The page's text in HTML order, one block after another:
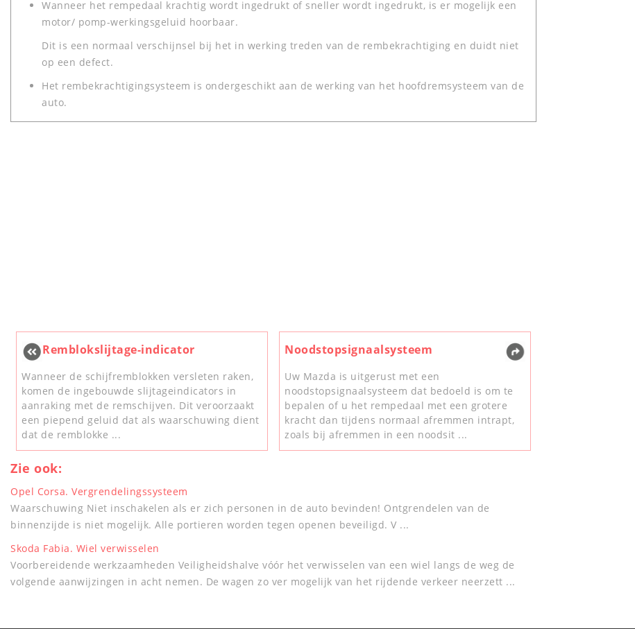
Wanneer het rempedaal krachtig wordt ingedrukt of sneller wordt ingedrukt, is er mogelijk een
motor/ pomp-werkingsgeluid hoorbaar.
Dit is een normaal verschijnsel bij het in werking treden van de rembekrachtiging en duidt niet
op een defect.
Het rembekrachtigingsysteem is ondergeschikt aan de werking van het hoofdremsysteem van de
auto.
Remblokslijtage-indicator
Wanneer de schijfremblokken versleten raken,
komen de ingebouwde slijtageindicators in
aanraking met de remschijven. Dit veroorzaakt
een piepend geluid dat als waarschuwing dient
dat de remblokke ...
Noodstopsignaalsysteem
Uw Mazda is uitgerust met een
noodstopsignaalsysteem dat bedoeld is om te
bepalen of u het rempedaal met een grotere
kracht dan tijdens normaal afremmen intrapt,
zoals bij afremmen in een noodsit ...
Zie ook:
Opel Corsa. Vergrendelingssysteem
Waarschuwing Niet inschakelen als er zich personen in de auto bevinden! Ontgrendelen van de
binnenzijde is niet mogelijk. Alle portieren worden tegen openen beveiligd. V ...
Skoda Fabia. Wiel verwisselen
Voorbereidende werkzaamheden Veiligheidshalve vóór het verwisselen van een wiel langs de weg de
volgende aanwijzingen in acht nemen. De wagen zo ver mogelijk van het rijdende verkeer neerzett ...